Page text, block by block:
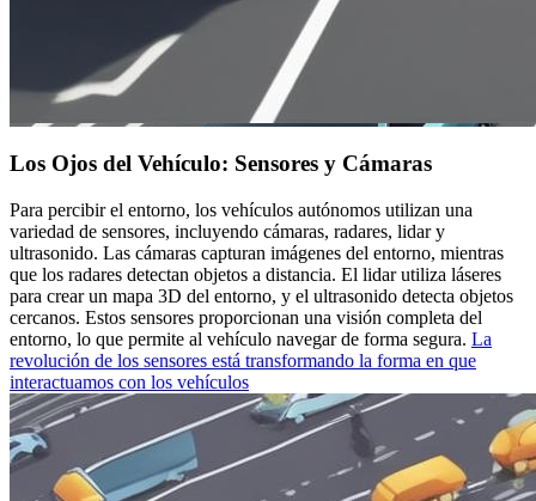
Los Ojos del Vehículo: Sensores y Cámaras
Para percibir el entorno, los vehículos autónomos utilizan una
variedad de sensores, incluyendo cámaras, radares, lidar y
ultrasonido. Las cámaras capturan imágenes del entorno, mientras
que los radares detectan objetos a distancia. El lidar utiliza láseres
para crear un mapa 3D del entorno, y el ultrasonido detecta objetos
cercanos. Estos sensores proporcionan una visión completa del
entorno, lo que permite al vehículo navegar de forma segura. La
revolución de los sensores está transformando la forma en que
interactuamos con los vehículos